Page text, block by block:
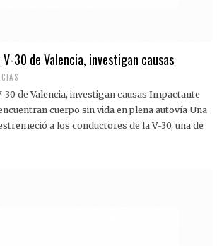
30 de Valencia, investigan causas
30 de Valencia, investigan causas Impactante
cuerpo sin vida en plena autovía Una
a los conductores de la V-30, una de